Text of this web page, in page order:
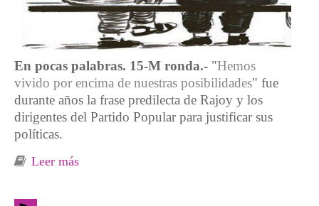
En pocas palabras. 15-M ronda.- "Hemos
vivido por encima de nuestras posibilidades" fue
durante años la frase predilecta de Rajoy y los
dirigentes del Partido Popular para justificar sus
políticas.
Leer más